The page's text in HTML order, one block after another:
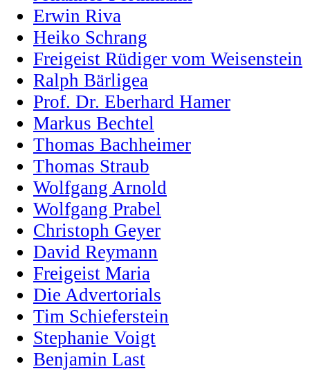
Erwin Riva
Heiko Schrang
Freigeist Rüdiger vom Weisenstein
Ralph Bärligea
Prof. Dr. Eberhard Hamer
Markus Bechtel
Thomas Bachheimer
Thomas Straub
Wolfgang Arnold
Wolfgang Prabel
Christoph Geyer
David Reymann
Freigeist Maria
Die Advertorials
Tim Schieferstein
Stephanie Voigt
Benjamin Last